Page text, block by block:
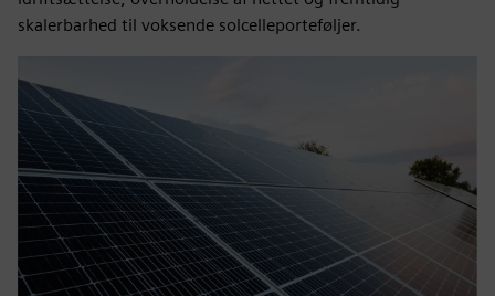
skalerbarhed til voksende solcelleporteføljer.